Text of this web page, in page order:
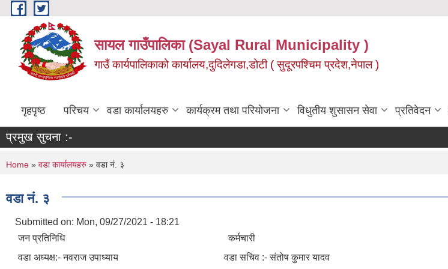
Skip to main content
सायल गाउँपालिका (Sayal Rural Municipality )
गाउँ कार्यपालिकाको कार्यालय,दुदिलेगडा,डोटी ( सुदूरपश्चिम प्रदेश,नेपाल )
गृहपृष्ठ परिचय वडा कार्यालयहरु कार्यक्रम तथा परियोजना विधुतीय शुसासन सेवा प्रतिवेदन
प्रमुख सुचना :-
You are here
Home » वडा कार्यालयहरु » वडा नं. ३
वडा नं. ३
Submitted on: Mon, 09/27/2021 - 18:21
जन प्रतिनिधि कर्मचारी
वडा अध्यक्ष:- नवराज उपाध्याय वडा सचिव :- संतोष कुमार यादव